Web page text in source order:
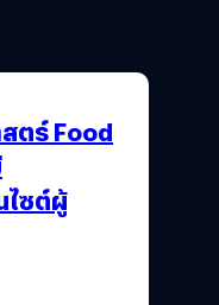
สตร์ Food
ไซต์ผู้